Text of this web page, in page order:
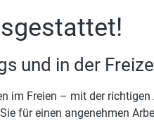
und in der
im Freien – mit der
für einen angenehmen